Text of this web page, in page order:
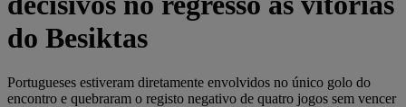
do Besiktas
Portugueses estiveram diretamente envolvidos no único golo do
encontro e quebraram o registo negativo de quatro jogos sem vencer